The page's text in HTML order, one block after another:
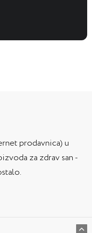
prodavnica) u
za zdrav san -